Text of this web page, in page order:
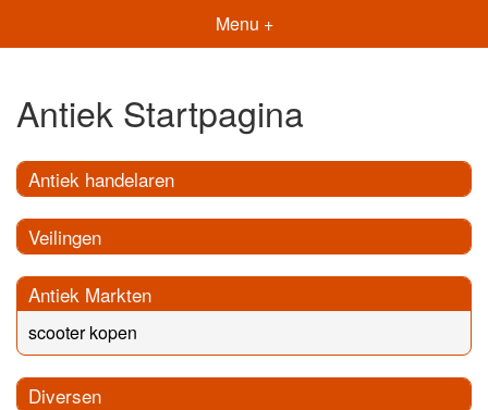
Menu +
Antiek Startpagina
Antiek handelaren
Veilingen
Antiek Markten
scooter kopen
Diversen